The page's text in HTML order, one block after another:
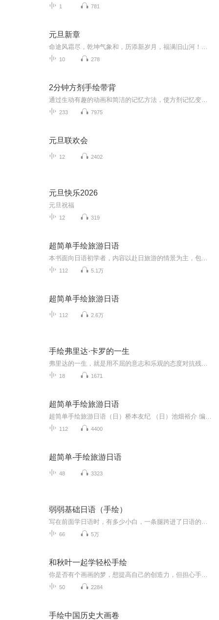
1 781
元旦新章
10 278
2分钟方剂手绘带背
233 7975
元旦联欢会
12 2402
元旦快乐2026
元旦祝福
12 319
超简单手绘旅游日语
112 5.1万
超简单手绘旅游日语
112 2.6万
手绘弗里达·卡罗的一生
18 1671
超简单手绘旅游日语
112 4400
超简单-手绘旅游日语
48 3323
弱弱基础日语（手绘）
66 5万
和秋叶一起学轻松手绘
50 2284
手绘中国历史大画卷